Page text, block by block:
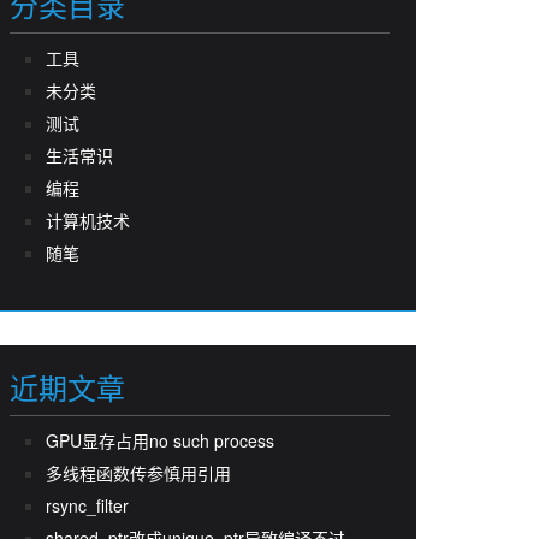
工具
未分类
测试
生活常识
编程
计算机技术
随笔
近期文章
GPU显存占用no such process
多线程函数传参慎用引用
rsync_filter